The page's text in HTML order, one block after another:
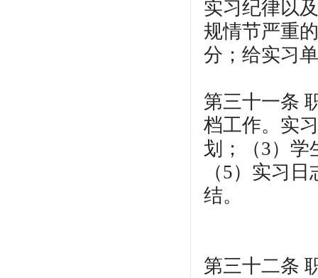
实习纪律以
规情节严重
分；给实习
第三十一条
档工作。实
划；（3）学
（5）实习
结。
第三十二条